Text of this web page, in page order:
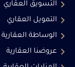
التسويق العقاري
التمويل العقاري
الوساطة العقارية
عروضنا العقارية